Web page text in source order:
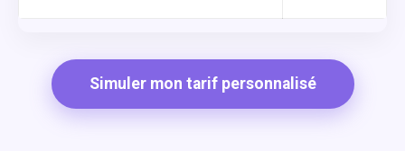
Simuler mon tarif personnalisé